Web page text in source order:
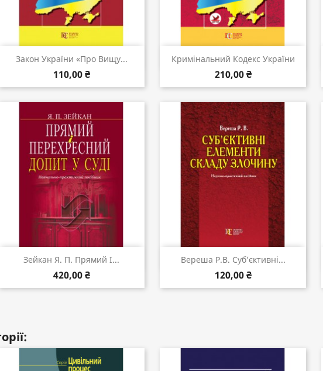
Закон України «Про Вищу...
110,00 ₴
Швидкий перегляд Кримінальний Кодекс України
210,00 ₴
Швидкий перегляд
Зейкан Я. П. Прямий І...
420,00 ₴
Швидкий перегляд Вереша Р.В. Суб’єктивні...
120,00 ₴
Швидкий перегляд